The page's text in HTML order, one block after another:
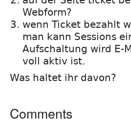
Webform?
wenn Ticket bezahlt
man kann Sessions
Aufschaltung wird E-
voll aktiv ist.
Was haltet ihr davon?
Comments